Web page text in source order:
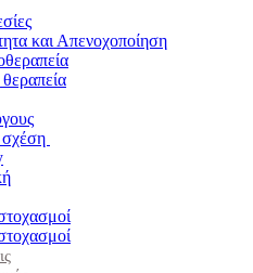
και Απενοχοποίηση